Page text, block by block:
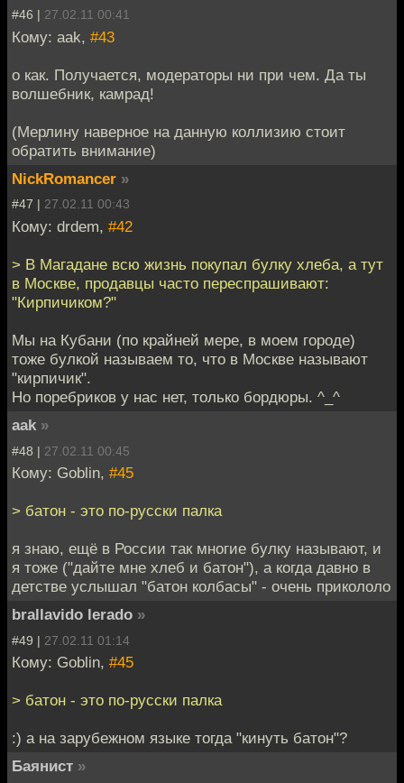
#46 | 27.02.11 00:41
Кому: aak, #43
о как. Получается, модераторы ни при чем. Да ты
волшебник, камрад!
(Мерлину наверное на данную коллизию стоит
обратить внимание)
NickRomancer »
#47 | 27.02.11 00:43
Кому: drdem, #42
> В Магадане всю жизнь покупал булку хлеба, а тут
в Москве, продавцы часто переспрашивают:
"Кирпичиком?"
Мы на Кубани (по крайней мере, в моем городе)
тоже булкой называем то, что в Москве называют
"кирпичик".
Но поребриков у нас нет, только бордюры. ^_^
aak »
#48 | 27.02.11 00:45
Кому: Goblin, #45
> батон - это по-русски палка
я знаю, ещё в России так многие булку называют, и
я тоже ("дайте мне хлеб и батон"), а когда давно в
детстве услышал "батон колбасы" - очень прикололо
brallavido lerado »
#49 | 27.02.11 01:14
Кому: Goblin, #45
> батон - это по-русски палка
:) а на зарубежном языке тогда "кинуть батон"?
Баянист »